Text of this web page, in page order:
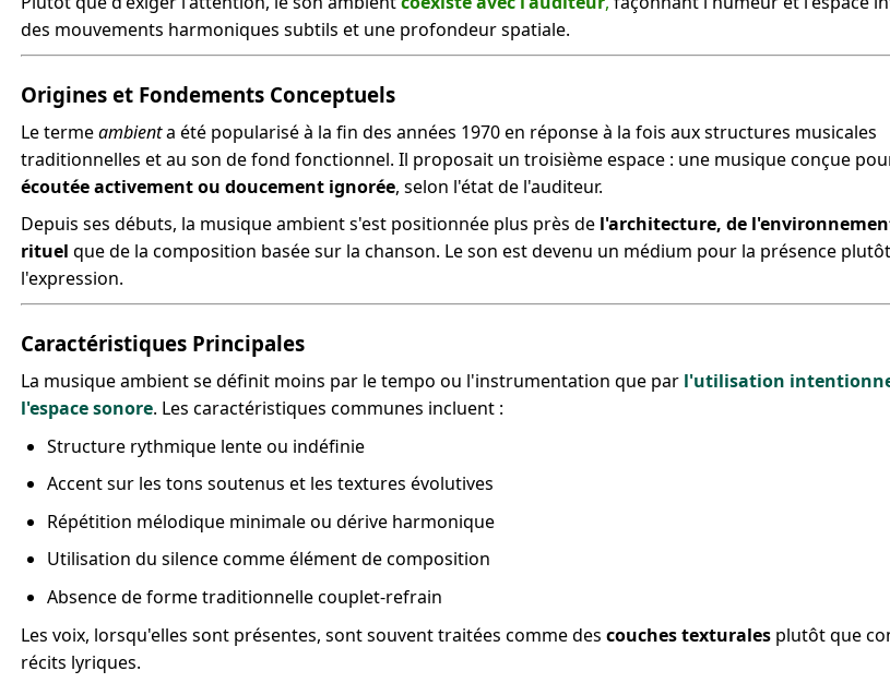
des mouvements harmoniques subtils et une profondeur spatiale.
Origines et Fondements Conceptuels
Le termeambienta été popularisé à la fin des années 1970 en réponse à la fois aux structures musicales
traditionnelles et au son de fond fonctionnel. Il proposait un troisième espace : une musique conçue
écoutée activement ou doucement ignorée, selon l'état de l'auditeur.
Depuis ses débuts, la musique ambient s'est positionnée plus près de l'architecture, de
rituel que de la composition basée sur la chanson. Le son est devenu un médium pour la présence
l'expression.
Caractéristiques Principales
La musique ambient se définit moins par le tempo ou l'instrumentation que par l'utilisation
l'espace sonore. Les caractéristiques communes incluent :
Structure rythmique lente ou indéfinie
Accent sur les tons soutenus et les textures évolutives
Répétition mélodique minimale ou dérive harmonique
Utilisation du silence comme élément de composition
Absence de forme traditionnelle couplet-refrain
Les voix, lorsqu'elles sont présentes, sont souvent traitées comme descouches texturales plutôt que
récits lyriques.